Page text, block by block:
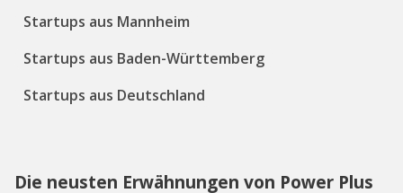
Startups aus Mannheim
Startups aus Baden-Württemberg
Startups aus Deutschland
Die neusten Erwähnungen von Power Plus